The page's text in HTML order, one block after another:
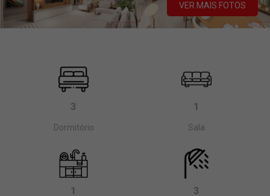
VER MAIS FOTOS
3
Dormitório
1
Sala
1 3